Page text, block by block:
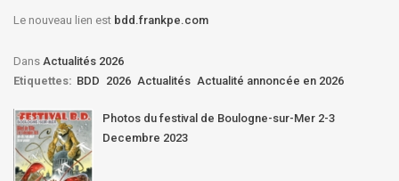
Le nouveau lien est bdd.frankpe.com
Dans Actualités 2026
Etiquettes: BDD 2026 Actualités Actualité annoncée en 2026
Photos du festival de Boulogne-sur-Mer 2-3
Decembre 2023